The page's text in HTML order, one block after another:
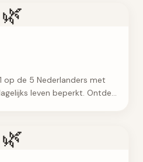
🌿
op de 5 Nederlanders met
leven beperkt. Ontdek
🌿